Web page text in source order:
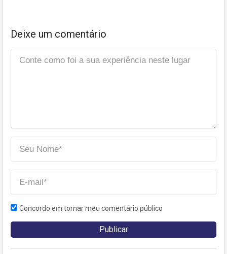
Deixe um comentário
Concordo em tornar meu comentário público